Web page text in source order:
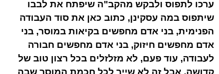
ערכו לתפוס ולבקש מהקב"ה שיפתח את לבבו
שיתפוס במה עסקינן, כתוב כאן את סוד העבודה
הפנימית, בני אדם מחפשים בקיאות במוסר, בני
אדם מחפשים חיזוק, בני אדם מחפשים חבורה
לעבודה, עוד פעם, לא מזלזלים בכל רצון טוב של
קדושה, אבל זה לא שייך לכל חכמת המוסר שבה